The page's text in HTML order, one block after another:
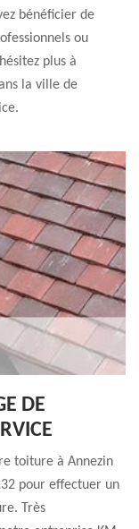
bénéficier de
ou
plus à
la ville de
DE
toiture à Annezin
pour effectuer un
Très